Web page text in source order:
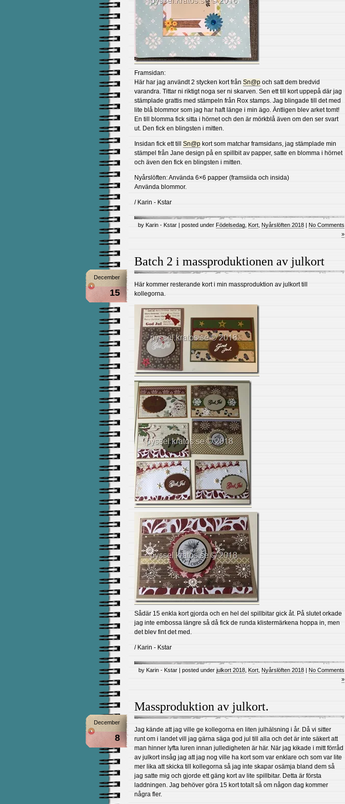
Framsidan:
Här har jag användt 2 stycken kort från Sn@p och satt dem bredvid
varandra. Tittar ni riktigt noga ser ni skarven. Sen ett till kort uppepå där jag
stämplade grattis med stämpeln från Rox stamps. Jag blingade till det med
lite blå blommor som jag har haft länge i min ägo. Äntligen blev arket tomt!
En till blomma fick sitta i hörnet och den är mörkblå även om den ser svart
ut. Den fick en blingsten i mitten.
Insidan fick ett till Sn@p kort som matchar framsidans, jag stämplade min
stämpel från Jane design på en spillbit av papper, satte en blomma i hörnet
och även den fick en blingsten i mitten.
Nyårslöften: Använda 6×6 papper (framsiida och insida)
Använda blommor.
/ Karin - Kstar
by Karin - Kstar | posted under Födelsedag Kort Nyårslöften 2018 | No Comments
»
Batch 2 i massproduktionen av julkort
December
15
Här kommer resterande kort i min massproduktion av julkort till
kollegorna.
Sådär 15 enkla kort gjorda och en hel del spillbitar gick åt. På slutet orkade
jag inte embossa längre så då fick de runda klistermärkena hoppa in, men
det blev fint det med.
/ Karin - Kstar
by Karin - Kstar | posted under julkort 2018 Kort Nyårslöften 2018 | No Comments
»
Massproduktion av julkort.
December
8
Jag kände att jag ville ge kollegorna en liten julhälsning i år. Då vi sitter
runt om i landet vill jag gärna säga god jul till alla och det är inte säkert att
man hinner lyfta luren innan julledigheten är här. När jag kikade i mitt förråd
av julkort insåg jag att jag nog ville ha kort som var enklare och som var lite
mer lika att skicka till kollegorna så jag inte skapar osämja bland dem så
jag satte mig och gjorde ett gäng kort av lite spillbitar. Detta är första
laddningen. Jag behöver göra 15 kort totalt så om någon dag kommer
några fler.